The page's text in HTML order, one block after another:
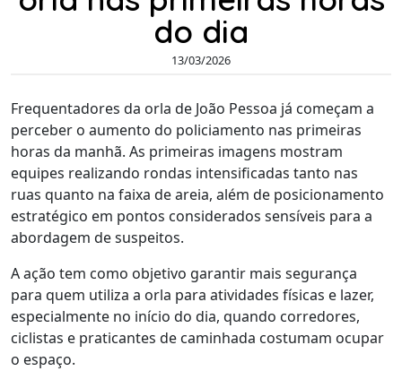
do dia
13/03/2026
Frequentadores da orla de João Pessoa já começam a
perceber o aumento do policiamento nas primeiras
horas da manhã. As primeiras imagens mostram
equipes realizando rondas intensificadas tanto nas
ruas quanto na faixa de areia, além de posicionamento
estratégico em pontos considerados sensíveis para a
abordagem de suspeitos.
A ação tem como objetivo garantir mais segurança
para quem utiliza a orla para atividades físicas e lazer,
especialmente no início do dia, quando corredores,
ciclistas e praticantes de caminhada costumam ocupar
o espaço.